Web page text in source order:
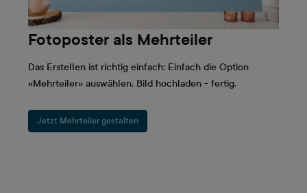
Fotoposter als Mehrteiler
Das Erstellen ist richtig einfach: Einfach die Option
«Mehrteiler» auswählen, Bild hochladen - fertig.
Jetzt Mehrteiler gestalten